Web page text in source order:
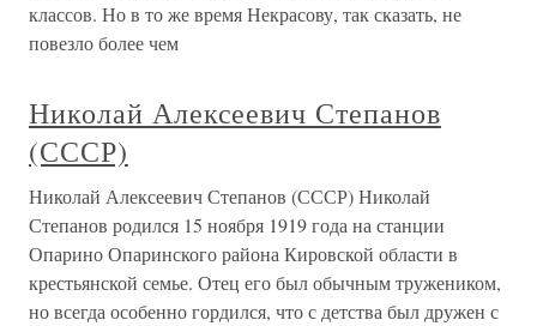
классов. Но в то же время Некрасову, так сказать, не
повезло более чем
Николай Алексеевич Степанов
(СССР)
Николай Алексеевич Степанов (СССР) Николай
Степанов родился 15 ноября 1919 года на станции
Опарино Опаринского района Кировской области в
крестьянской семье. Отец его был обычным тружеником,
но всегда особенно гордился, что с детства был дружен с